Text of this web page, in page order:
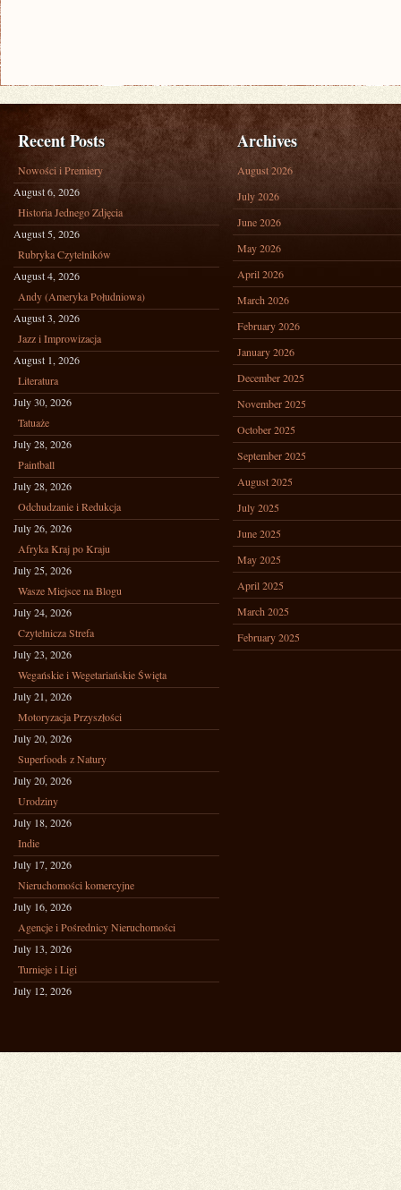
Recent Posts
Nowości i Premiery
August 6, 2026
Historia Jednego Zdjęcia
August 5, 2026
Rubryka Czytelników
August 4, 2026
Andy (Ameryka Południowa)
August 3, 2026
Jazz i Improwizacja
August 1, 2026
Literatura
July 30, 2026
Tatuaże
July 28, 2026
Paintball
July 28, 2026
Odchudzanie i Redukcja
July 26, 2026
Afryka Kraj po Kraju
July 25, 2026
Wasze Miejsce na Blogu
July 24, 2026
Czytelnicza Strefa
July 23, 2026
Wegańskie i Wegetariańskie Święta
July 21, 2026
Motoryzacja Przyszłości
July 20, 2026
Superfoods z Natury
July 20, 2026
Urodziny
July 18, 2026
Indie
July 17, 2026
Nieruchomości komercyjne
July 16, 2026
Agencje i Pośrednicy Nieruchomości
July 13, 2026
Turnieje i Ligi
July 12, 2026
Archives
August 2026
July 2026
June 2026
May 2026
April 2026
March 2026
February 2026
January 2026
December 2025
November 2025
October 2025
September 2025
August 2025
July 2025
June 2025
May 2025
April 2025
March 2025
February 2025